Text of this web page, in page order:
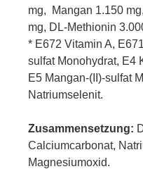
mg, Mangan 1.150
mg, DL-Methionin
* E672 Vitamin A,
sulfat Monohydrat, E4
E5 Mangan-(II)-sulfat
Natriumselenit.
Zusammensetzung:
Calciumcarbonat,
Magnesiumoxid.